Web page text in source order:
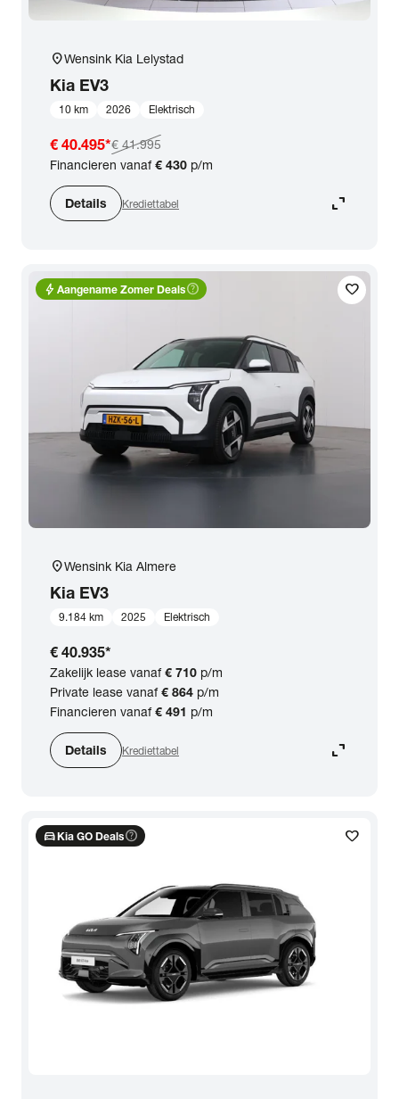
location_onWensink Kia Lelystad
Kia EV3
10 km 2026 Elektrisch
€ 40.495*€ 41.995
Financieren vanaf€ 430 p/m
Details Krediettabel expand_content
favorite
bolt Aangename Zomer Dealshelp_outline
location_onWensink Kia Almere
Kia EV3
9.184 km 2025 Elektrisch
€ 40.935*
Zakelijk lease vanaf€ 710 p/m
Private lease vanaf€ 864 p/m
Financieren vanaf€ 491 p/m
Details Krediettabel expand_content
favorite
directions_carKia GO Dealshelp_outline